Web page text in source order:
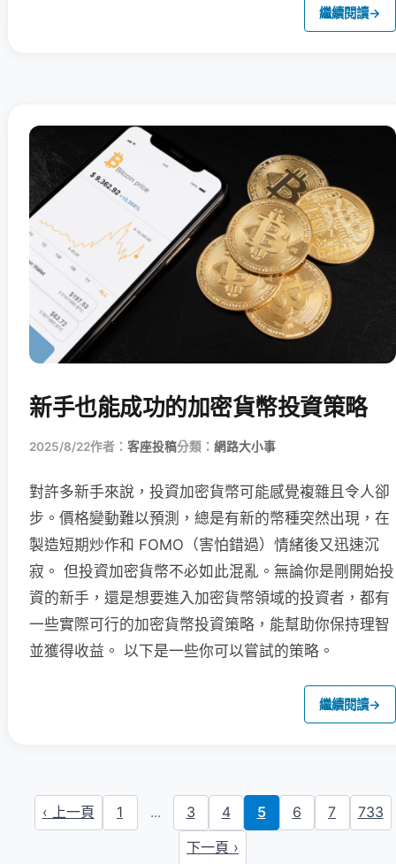
繼續閱讀→
新手也能成功的加密貨幣投資策略
2025/8/22作者： 客座投稿分類： 網路大小事
對許多新手來說，投資加密貨幣可能感覺複雜且令人卻
步。價格變動難以預測，總是有新的幣種突然出現，在
製造短期炒作和 FOMO（害怕錯過）情緒後又迅速沉
寂。 但投資加密貨幣不必如此混亂。無論你是剛開始投
資的新手，還是想要進入加密貨幣領域的投資者，都有
一些實際可行的加密貨幣投資策略，能幫助你保持理智
並獲得收益。 以下是一些你可以嘗試的策略。
繼續閱讀→
‹ 上一頁 1 ... 3 4 5 6 7
733
下一頁 ›